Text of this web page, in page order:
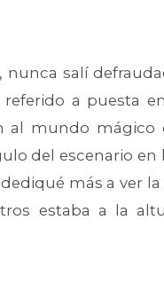
nunca salí
a puesta
al mundo mágico
del escenario en
más a ver la
estaba a la